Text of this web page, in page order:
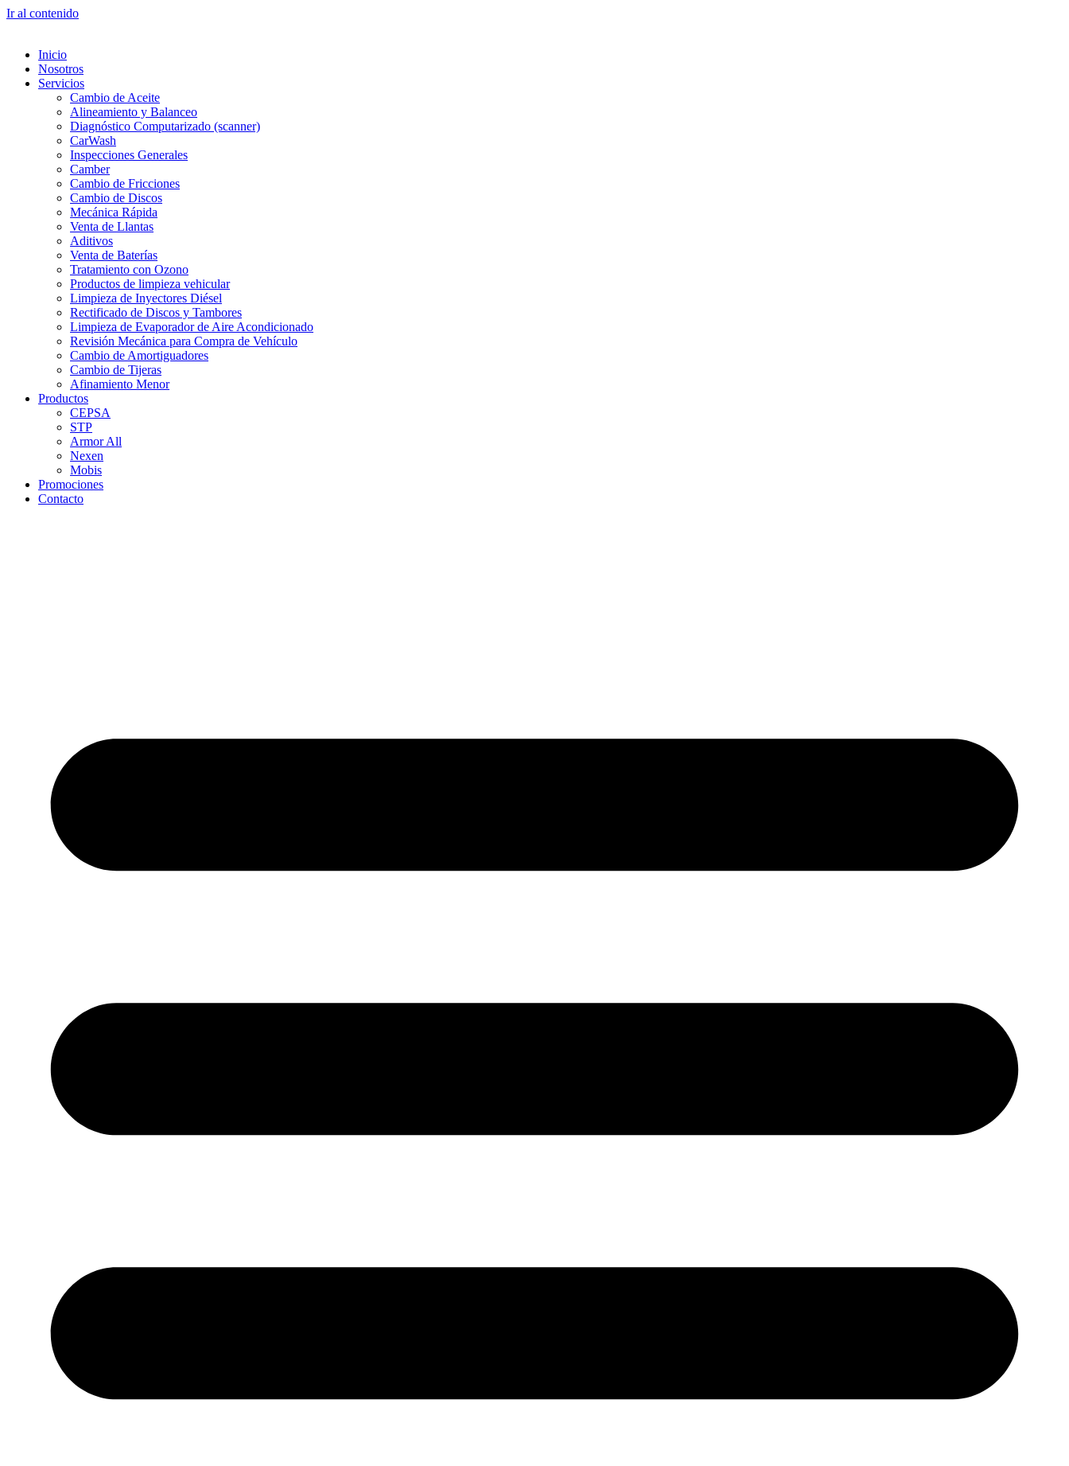
Ir al contenido
Inicio
Nosotros
Servicios
Cambio de Aceite
Alineamiento y Balanceo
Diagnóstico Computarizado (scanner)
CarWash
Inspecciones Generales
Camber
Cambio de Fricciones
Cambio de Discos
Mecánica Rápida
Venta de Llantas
Aditivos
Venta de Baterías
Tratamiento con Ozono
Productos de limpieza vehicular
Limpieza de Inyectores Diésel
Rectificado de Discos y Tambores
Limpieza de Evaporador de Aire Acondicionado
Revisión Mecánica para Compra de Vehículo
Cambio de Amortiguadores
Cambio de Tijeras
Afinamiento Menor
Productos
CEPSA
STP
Armor All
Nexen
Mobis
Promociones
Contacto